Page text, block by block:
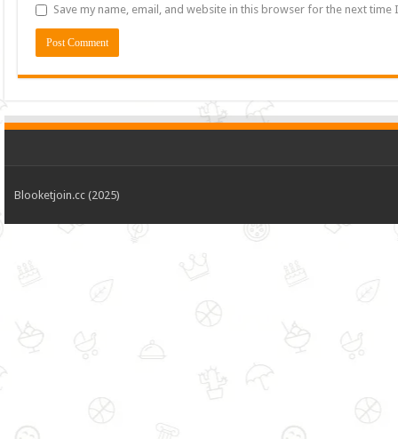
Save my name, email, and website in this browser for the next time
Blooketjoin.cc (2025)